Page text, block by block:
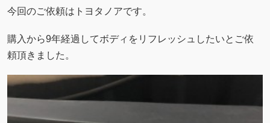
今回のご依頼はトヨタノアです。
購入から9年経過してボディをリフレッシュしたいとご依
頼頂きました。